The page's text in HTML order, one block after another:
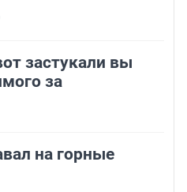
застукали вы
за
на горные